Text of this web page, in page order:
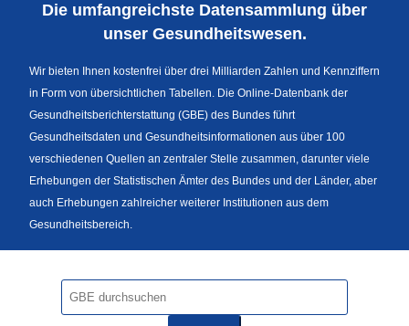
Sprachumschaltung
Fußzeile
Die umfangreichste Datensammlung über
unser Gesundheitswesen.
Wir bieten Ihnen kostenfrei über drei Milliarden Zahlen und Kennziffern
in Form von übersichtlichen Tabellen. Die Online-Datenbank der
Gesundheitsberichterstattung (GBE) des Bundes führt
Gesundheitsdaten und Gesundheitsinformationen aus über 100
verschiedenen Quellen an zentraler Stelle zusammen, darunter viele
Erhebungen der Statistischen Ämter des Bundes und der Länder, aber
auch Erhebungen zahlreicher weiterer Institutionen aus dem
Gesundheitsbereich.